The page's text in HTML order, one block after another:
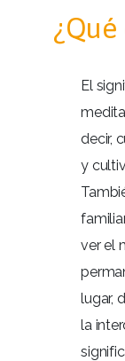
El
decir,
y
ver el
lugar,
la